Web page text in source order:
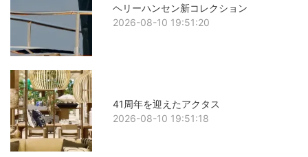
ヘリーハンセン新コレクション
2026-08-10 19:51:20
41周年を迎えたアクタス
2026-08-10 19:51:18